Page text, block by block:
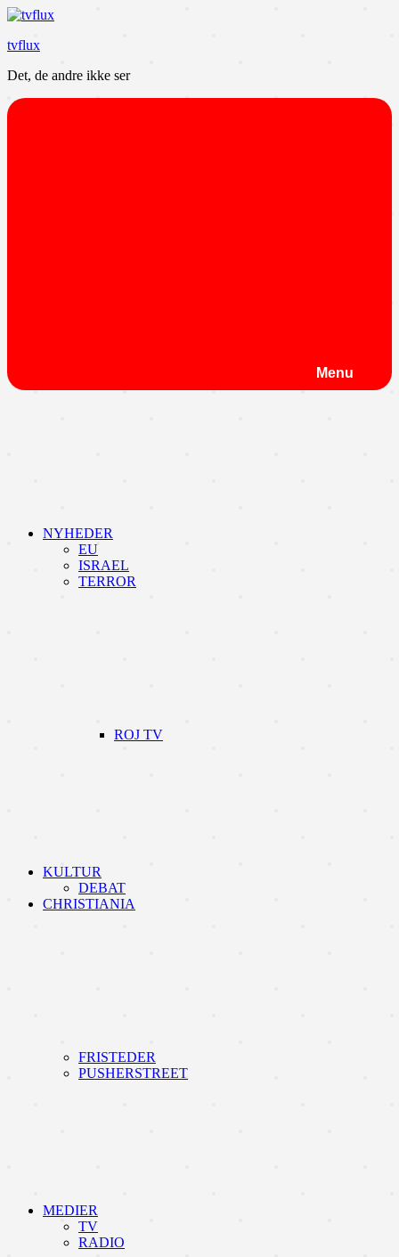
Videre
indhold
tvflux
Det, de andre ikke ser
Menu
NYHEDER
EU
ISRAEL
TERROR
ROJ TV
KULTUR
DEBAT
CHRISTIANIA
FRISTEDER
PUSHERSTREET
MEDIER
TV
RADIO